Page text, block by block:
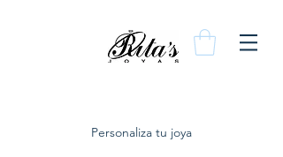
Personaliza tu joya